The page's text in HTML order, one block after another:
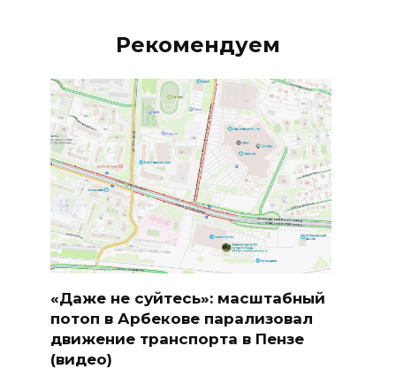
Рекомендуем
«Даже не суйтесь»: масштабный
потоп в Арбекове парализовал
движение транспорта в Пензе
(видео)